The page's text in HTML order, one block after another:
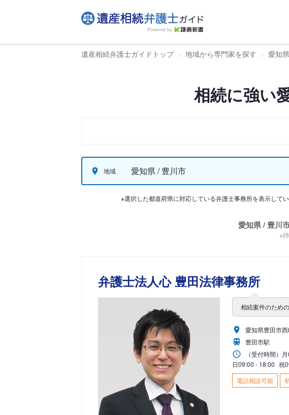
遺産相続弁護士ガイドトップ 地域から専門家を探す 愛知県
相続に強い
地域 愛知県 / 豊川市
※選択した都道府県に対応している弁護士事務所を表示して
愛知県 / 豊川
※
弁護士法人心 豊田法律事務所
相続案件のため
愛知県豊田市
豊田市駅
（受付時間） 月
日09:00 - 18:00 祝
電話相談可能